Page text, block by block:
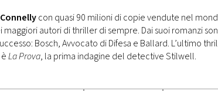
con quasi 90 milioni di copie vendute nel
maggiori autori di thriller di sempre. Dai suoi romanzi
Bosch, Avvocato di Difesa e Ballard. L’ultimo
La Prova, la prima indagine del detective Stilwell.